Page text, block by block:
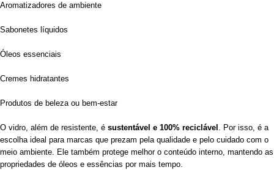
Aromatizadores de ambiente
Sabonetes líquidos
Óleos essenciais
Cremes hidratantes
Produtos de beleza ou bem-estar
O vidro, além de resistente, é sustentável e 100% reciclável . Por isso, é a
escolha ideal para marcas que prezam pela qualidade e pelo cuidado com o
meio ambiente. Ele também protege melhor o conteúdo interno, mantendo as
propriedades de óleos e essências por mais tempo.